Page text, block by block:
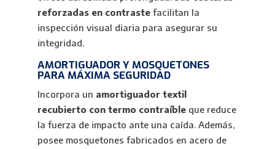
reforzadas en contrastefacilitan la
inspección visual diaria para asegurar su
integridad.
AMORTIGUADOR Y MOSQUETONES
PARA MÁXIMA SEGURIDAD
Incorpora un amortiguador textil
recubierto con termo contraíbleque reduce
la fuerza de impacto ante una caída. Además,
posee mosquetones fabricados en acero de